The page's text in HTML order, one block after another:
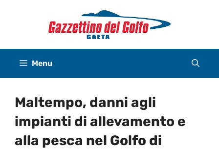
Menu
Maltempo, danni agli
impianti di allevamento e
alla pesca nel Golfo di